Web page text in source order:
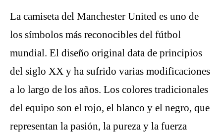
La camiseta del Manchester United es uno de
los símbolos más reconocibles del fútbol
mundial. El diseño original data de principios
del siglo XX y ha sufrido varias modificaciones
a lo largo de los años. Los colores tradicionales
del equipo son el rojo, el blanco y el negro, que
representan la pasión, la pureza y la fuerza